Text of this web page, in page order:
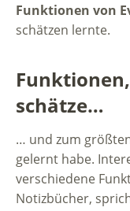
Funktionen von
schätzen lernte.
schätze…
… und zum
gelernt habe.
verschiedene
Notizbücher,